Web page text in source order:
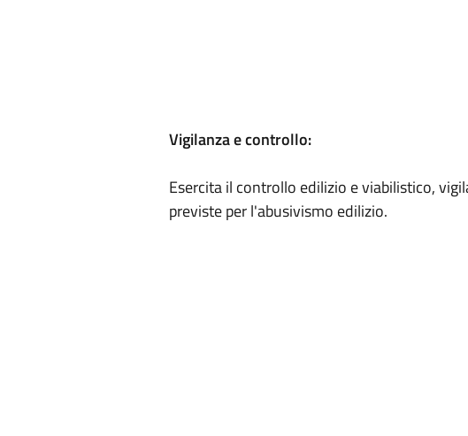
Vigilanza e controllo:
Esercita il controllo edilizio e viabilistico,
previste per l'abusivismo edilizio.